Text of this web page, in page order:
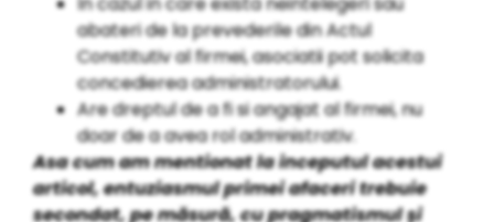
abateri de la prevederile din Actul
Constitutiv al firmei, asociatii pot solicita
concedierea administratorului.
Are dreptul de a fi si angajat al firmei, nu
doar de a avea rol administrativ.
Asa cum am mentionat la inceputul acestui
articol, entuziasmul primei afaceri trebuie
secondat, pe măsură, cu pragmatismul și